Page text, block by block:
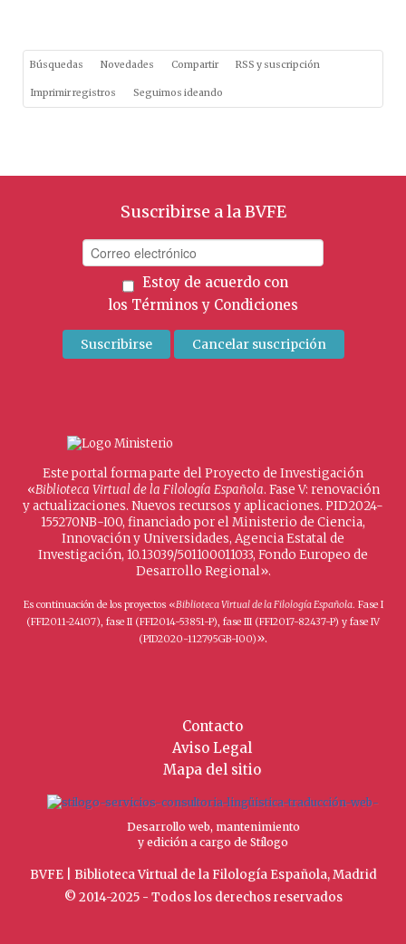
Búsquedas Novedades Compartir RSS y suscripción
Imprimir registros Seguimos ideando
Suscribirse a la BVFE
Estoy de acuerdo con
los Términos y Condiciones
Este portal forma parte del Proyecto de Investigación
«Biblioteca Virtual de la Filología Española. Fase V: renovación
y actualizaciones. Nuevos recursos y aplicaciones. PID2024-
155270NB-I00, financiado por el Ministerio de Ciencia,
Innovación y Universidades, Agencia Estatal de
Investigación, 10.13039/501100011033, Fondo Europeo de
Desarrollo Regional».
Es continuación de los proyectos «Biblioteca Virtual de la Filología Española. Fase I
(FFI2011-24107), fase II (FFI2014-53851-P), fase III (FFI2017-82437-P) y fase IV
(PID2020-112795GB-I00)».
Contacto
Aviso Legal
Mapa del sitio
Desarrollo web, mantenimiento
y edición a cargo de Stílogo
BVFE | Biblioteca Virtual de la Filología Española, Madrid
© 2014-2025 - Todos los derechos reservados